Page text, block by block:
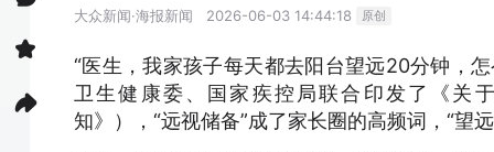
大众新闻·海报新闻 2026-06-03 14:44:18 原创
“医生，我家孩子每天都去阳台望远20分钟，
卫生健康委、国家疾控局联合印发了《关
知》），“远视储备”成了家长圈的高频词，“望